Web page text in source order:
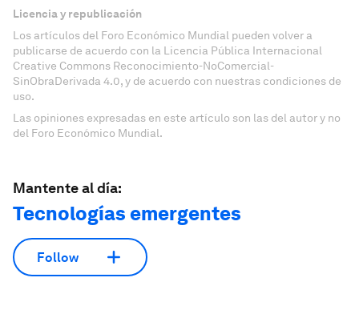
Licencia y republicación
Los artículos del Foro Económico Mundial pueden volver a
publicarse de acuerdo con la Licencia Pública Internacional
Creative Commons Reconocimiento-NoComercial-
SinObraDerivada 4.0, y de acuerdo con nuestras condiciones de
uso.
Las opiniones expresadas en este artículo son las del autor y no
del Foro Económico Mundial.
Mantente al día:
Tecnologías emergentes
Follow